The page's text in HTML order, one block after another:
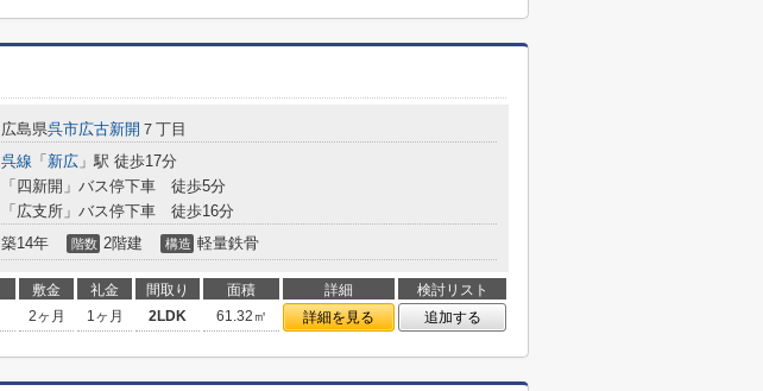
広島県呉市広古新開 ７丁目
呉線 「 新広 」駅 徒歩17分
「四新開」バス停下車 徒歩5分
「広支所」バス停下車 徒歩16分
築14年 階数 2階建 構造 軽量鉄骨
敷金 礼金 間取り 面積 詳細
検討リスト
2ヶ月 1ヶ月 2LDK 61.32㎡ 詳細を見る 追加する